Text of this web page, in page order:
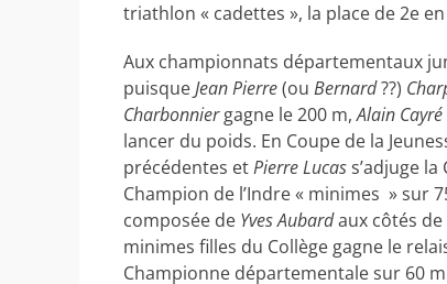
triathlon « cadettes », la place de 2e
Aux championnats départementaux
puisqueJean Pierre(ou Bernard??)
Charbonniergagne le 200 m,Alain Cayré
lancer du poids. En Coupe de la
précédentes etPierre Lucass’adjuge
Champion de l’Indre « minimes » sur
composée de Yves Aubardaux côtés de
minimes filles du Collège gagne le
Championne départementale sur 60